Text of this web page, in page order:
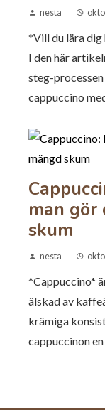
nesta
*Vill du lära dig
I den här
steg-
cappuccino
man gör
skum
nesta
*Cappuccino*
älskad av
krämiga
cappuccinon